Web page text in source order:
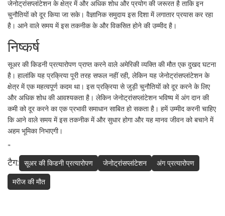
जेनोट्रांसप्लांटेशन के क्षेत्र में और अधिक शोध और प्रयोग की जरूरत है ताकि इन
चुनौतियों को दूर किया जा सके। वैज्ञानिक समुदाय इस दिशा में लगातार प्रयास कर रहा
है। आने वाले समय में इस तकनीक के और विकसित होने की उम्मीद है।
निष्कर्ष
सूअर की किडनी प्रत्यारोपण प्राप्त करने वाले अमेरिकी व्यक्ति की मौत एक दुखद घटना
है। हालांकि यह प्रक्रिया पूरी तरह सफल नहीं रही, लेकिन यह जेनोट्रांसप्लांटेशन के
क्षेत्र में एक महत्वपूर्ण कदम था। इस प्रक्रिया से जुड़ी चुनौतियों को दूर करने के लिए
और अधिक शोध की आवश्यकता है। लेकिन जेनोट्रांसप्लांटेशन भविष्य में अंग दान की
कमी को दूर करने का एक प्रभावी समाधान साबित हो सकता है। हमें उम्मीद करनी चाहिए
कि आने वाले समय में इस तकनीक में और सुधार होगा और यह मानव जीवन को बचाने में
अहम भूमिका निभाएगी।
"
टैग: सूअर की किडनी प्रत्यारोपण जेनोट्रांसप्लांटेशन
अंग प्रत्यारोपण
मरीज की मौत